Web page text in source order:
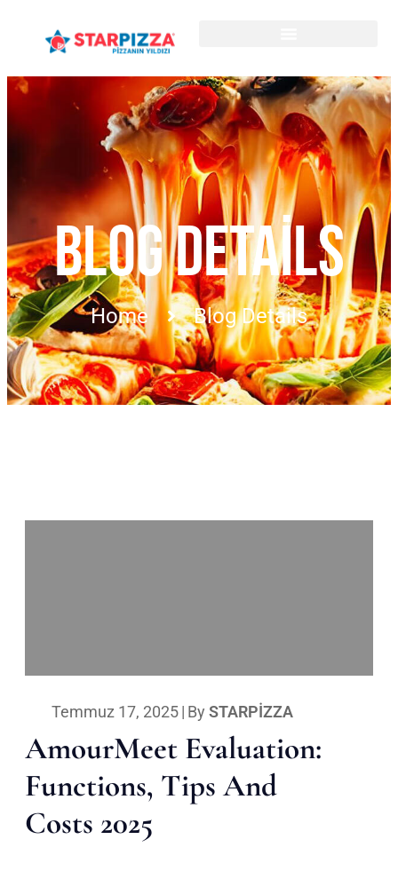
BLOG DETAILS
Home Blog Details
Temmuz 17, 2025| By STARPIZZA
AmourMeet Evaluation:
Functions, Tips And
Costs 2025